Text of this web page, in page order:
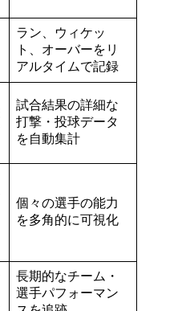
ラン、ウィケッ
ト、オーバーをリ
アルタイムで記録
試合結果の詳細な
打撃・投球データ
を自動集計
個々の選手の能力
を多角的に可視化
長期的なチーム・
選手パフォーマン